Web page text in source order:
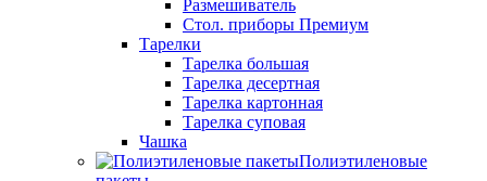
Размешиватель
Стол. приборы Премиум
Тарелки
Тарелка большая
Тарелка десертная
Тарелка картонная
Тарелка суповая
Чашка
Полиэтиленовые